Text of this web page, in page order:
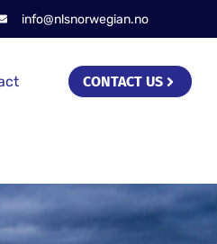
info@nlsnorwegian.no
CONTACT US